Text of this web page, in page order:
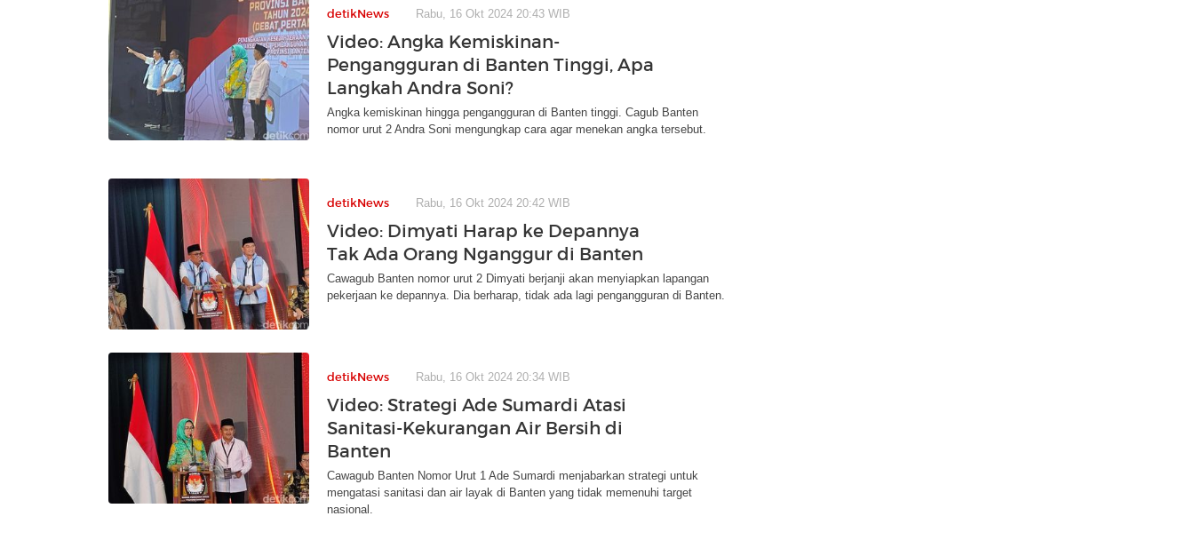
detikNews Rabu, 16 Okt 2024 20:43 WIB
Video: Angka Kemiskinan-
Pengangguran di Banten Tinggi, Apa
Langkah Andra Soni?
Angka kemiskinan hingga pengangguran di Banten tinggi. Cagub Banten
nomor urut 2 Andra Soni mengungkap cara agar menekan angka tersebut.
detikNews Rabu, 16 Okt 2024 20:42 WIB
Video: Dimyati Harap ke Depannya
Tak Ada Orang Nganggur di Banten
Cawagub Banten nomor urut 2 Dimyati berjanji akan menyiapkan lapangan
pekerjaan ke depannya. Dia berharap, tidak ada lagi pengangguran di Banten.
detikNews Rabu, 16 Okt 2024 20:34 WIB
Video: Strategi Ade Sumardi Atasi
Sanitasi-Kekurangan Air Bersih di
Banten
Cawagub Banten Nomor Urut 1 Ade Sumardi menjabarkan strategi untuk
mengatasi sanitasi dan air layak di Banten yang tidak memenuhi target
nasional.